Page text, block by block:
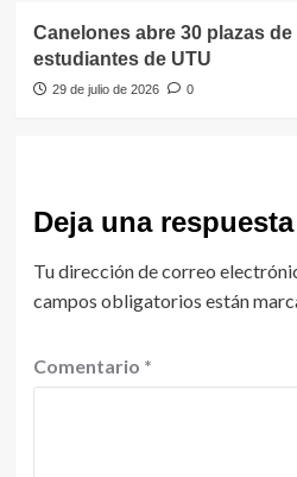
Canelones abre 30 plazas
estudiantes de UTU
29 de julio de 2026 0
Deja una respuesta
Tu dirección de correo
campos obligatorios están
Comentario *